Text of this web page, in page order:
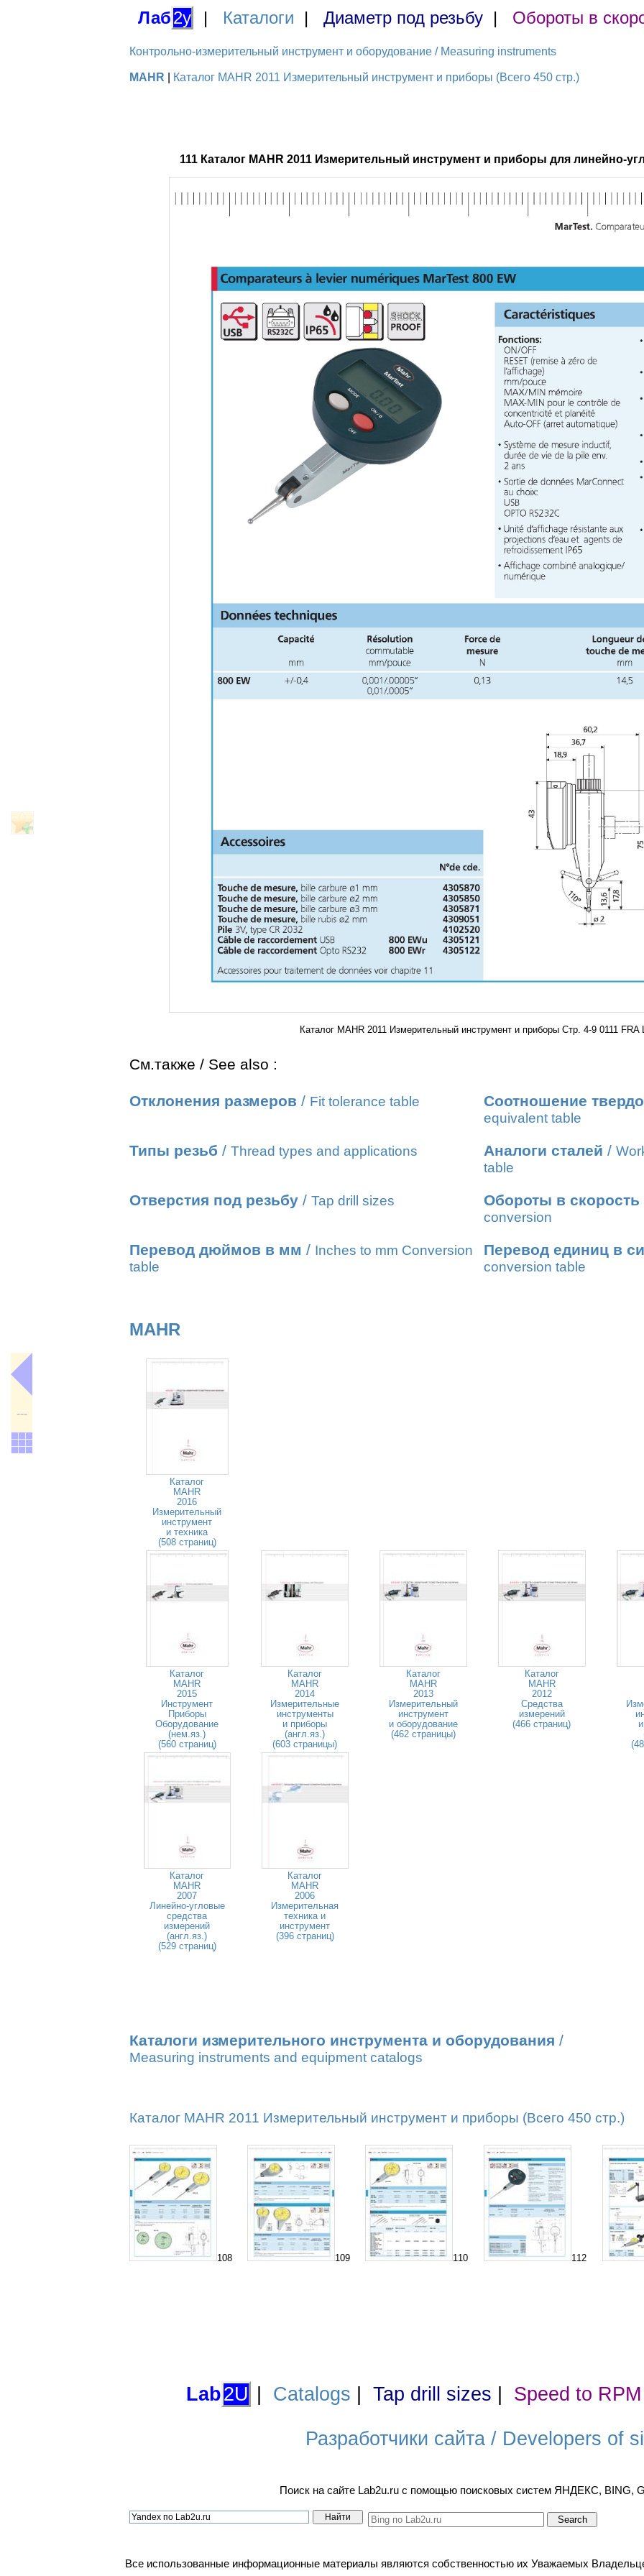
Лаб2у | Каталоги | Диаметр под резьбу | Обороты в
Контрольно-измерительный инструмент и оборудование / Measuring instruments
MAHR Каталог MAHR 2011 Измерительный инструмент и приборы (Всего 450 стр.)
111 Каталог MAHR 2011 Измерительный инструмент и приборы для линейно-
Каталог MAHR 2011 Измерительный инструмент и приборы Стр. 4-9 0111 FRA
См.также / See also :
Отклонения размеров / Fit tolerance table Соотношение
equivalent table
Типы резьб / Thread types and applications Аналоги сталей /
table
Отверстия под резьбу / Tap drill sizes Обороты в скорость
conversion
Перевод дюймов в мм / Inches to mm Conversion
table
Перевод единиц в
conversion table
MAHR
Каталог
MAHR
2016
Измерительный
инструмент
и техника
(508 страниц)
Каталог
MAHR
2015
Инструмент
Приборы
Оборудование
(нем.яз.)
(560 страниц)
Каталог
MAHR
2014
Измерительные
инструменты
и приборы
(англ.яз.)
(603 страницы)
Каталог
MAHR
2013
Измерительный
инструмент
и оборудование
(462 страницы)
Каталог
MAHR
2012
Средства
измерений
(466 страниц)
Каталог
MAHR
2007
Линейно-угловые
средства
измерений
(англ.яз.)
(529 страниц)
Каталог
MAHR
2006
Измерительная
техника и
инструмент
(396 страниц)
Каталоги измерительного инструмента и оборудования /
Measuring instruments and equipment catalogs
Каталог MAHR 2011 Измерительный инструмент и приборы (Всего 450 стр.)
108 109 110 112
---
Lab2U Catalogs Tap drill sizes Speed to RPM
Разработчики сайта / Developers of
Поиск на сайте Lab2u.ru с помощью поисковых систем ЯНДЕКС, BING,
Все использованные информационные материалы являются собственностью их Уважаемых